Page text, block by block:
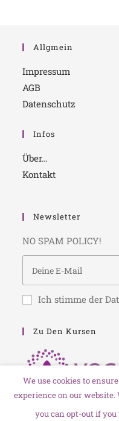
Allgmein
Impressum
AGB
Datenschutz
Infos
Über…
Kontakt
Newsletter
NO SPAM POLICY!
Ich stimme der
Zu Den Kursen
We use cookies to
experience on our
you can opt-out if